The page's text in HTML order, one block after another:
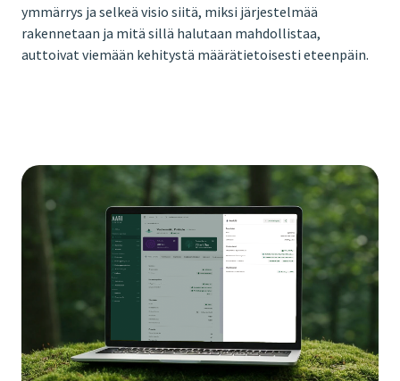
ymmärrys ja selkeä visio siitä, miksi järjestelmää
rakennetaan ja mitä sillä halutaan mahdollistaa,
auttoivat viemään kehitystä määrätietoisesti eteenpäin.